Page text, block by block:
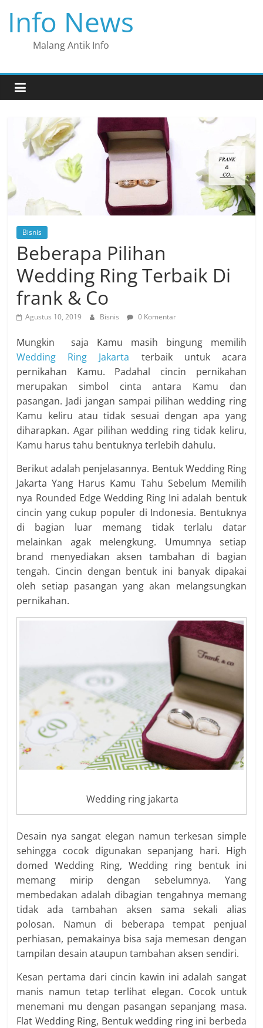
content
Info News
Malang Antik Info
Bisnis
Beberapa Pilihan
Wedding Ring Terbaik Di
frank & Co
Agustus 10, 2019 Bisnis 0 Komentar
Mungkin saja Kamu masih bingung memilih
Wedding Ring Jakarta terbaik untuk acara
pernikahan Kamu. Padahal cincin pernikahan
merupakan simbol cinta antara Kamu dan
pasangan. Jadi jangan sampai pilihan wedding ring
Kamu keliru atau tidak sesuai dengan apa yang
diharapkan. Agar pilihan wedding ring tidak keliru,
Kamu harus tahu bentuknya terlebih dahulu.
Berikut adalah penjelasannya. Bentuk Wedding Ring
Jakarta Yang Harus Kamu Tahu Sebelum Memilih
nya Rounded Edge Wedding Ring Ini adalah bentuk
cincin yang cukup populer di Indonesia. Bentuknya
di bagian luar memang tidak terlalu datar
melainkan agak melengkung. Umumnya setiap
brand menyediakan aksen tambahan di bagian
tengah. Cincin dengan bentuk ini banyak dipakai
oleh setiap pasangan yang akan melangsungkan
pernikahan.
Wedding ring jakarta
Desain nya sangat elegan namun terkesan simple
sehingga cocok digunakan sepanjang hari. High
domed Wedding Ring, Wedding ring bentuk ini
memang mirip dengan sebelumnya. Yang
membedakan adalah dibagian tengahnya memang
tidak ada tambahan aksen sama sekali alias
polosan. Namun di beberapa tempat penjual
perhiasan, pemakainya bisa saja memesan dengan
tampilan desain ataupun tambahan aksen sendiri.
Kesan pertama dari cincin kawin ini adalah sangat
manis namun tetap terlihat elegan. Cocok untuk
menemani mu dengan pasangan sepanjang masa.
Flat Wedding Ring, Bentuk wedding ring ini berbeda